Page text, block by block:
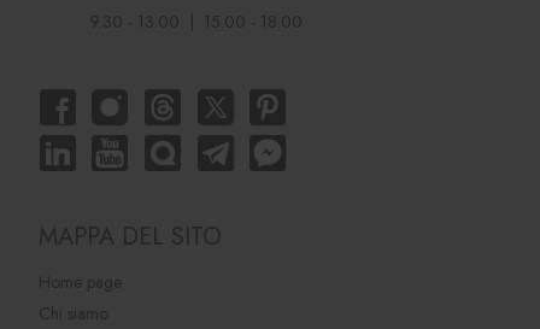
9.30 - 13.00 | 15.00 - 18.00
MAPPA DEL SITO
Home page
Chi siamo